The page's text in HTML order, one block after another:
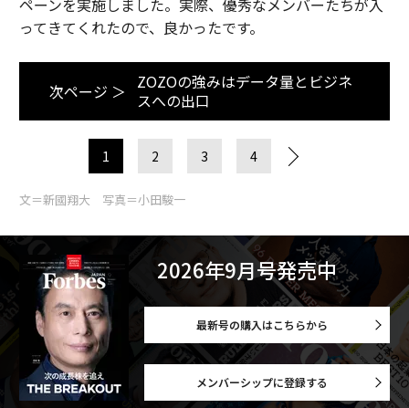
ペーンを実施しました。実際、優秀なメンバーたちが入
ってきてくれたので、良かったです。
次ページ ＞
ZOZOの強みはデータ量とビジネ
スへの出口
1 2 3 4
文＝新國翔大 写真＝小田駿一
2026年9月号発売中
最新号の購入はこちらから
メンバーシップに登録する